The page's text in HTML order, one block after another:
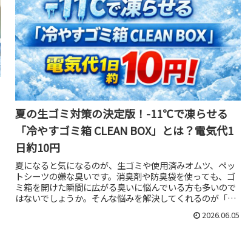
夏の生ゴミ対策の決定版！-11℃で凍らせる
「冷やすゴミ箱 CLEAN BOX」とは？電気代1
日約10円
夏になると気になるのが、生ゴミや使用済みオムツ、ペッ
トシーツの嫌な臭いです。消臭剤や防臭袋を使っても、ゴ
ミ箱を開けた瞬間に広がる臭いに悩んでいる方も多いので
はないでしょうか。そんな悩みを解決してくれるのが「冷
2026.06.05